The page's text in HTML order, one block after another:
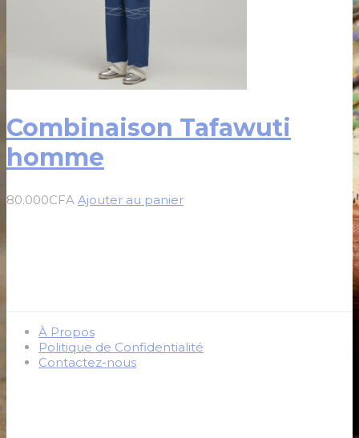
Combinaison Tafawuti
homme
80.000CFA Ajouter au panier
À Propos
Politique de Confidentialité
Contactez-nous